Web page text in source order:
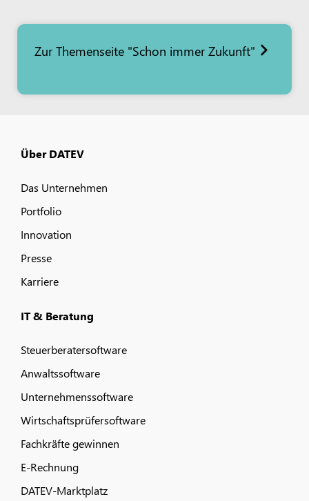
Zur Themenseite "Schon immer Zukunft"
Über DATEV
Das Unternehmen
Portfolio
Innovation
Presse
Karriere
IT & Beratung
Steuerberatersoftware
Anwaltssoftware
Unternehmenssoftware
Wirtschaftsprüfersoftware
Fachkräfte gewinnen
E-Rechnung
DATEV-Marktplatz